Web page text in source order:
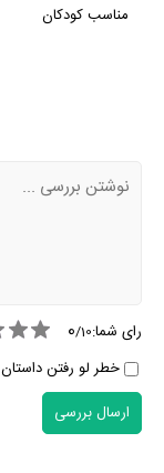
مناسب کودکان
رای شما: 0/10
خطر لو رفتن داستان
ارسال بررسی